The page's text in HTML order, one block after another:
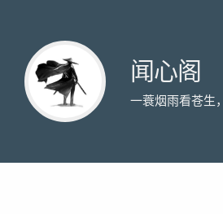
闻心阁
一蓑烟雨看苍生